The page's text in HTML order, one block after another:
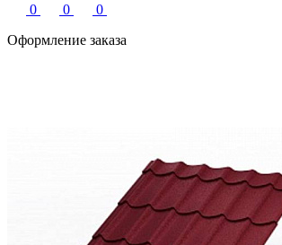
0 0
0
Оформление заказа